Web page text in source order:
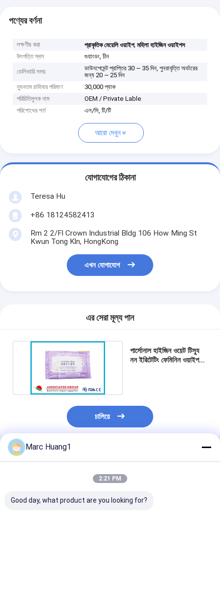
পণ্যের বর্ণনা
লক্ষণীয় করা প্রাকৃতিক মেয়েলি ওয়াইপ,মহিলা হাইজিন ওয়াইপস
উৎপত্তি স্থল
গুয়াংডং, চীন
ডেলিভারি সময়
ডাউনপেমেন্ট প্রাপ্তির 30 ~ 35 দিন, পুনরাবৃত্তি অর্ডারের
জন্য 20 ~ 25 দিন
ন্যূনতম চাহিদার পরিমাণ
30,000 প্যাক
পরিচিতিমুলক নাম
OEM / Private Lable
পরিশোধের শর্ত
এল/সি, টি/টি
আরো দেখুন
যোগাযোগের ঠিকানা
Teresa Hu
+86 18124582413
Rm 2 2/Fl Crown Industrial Bldg 106 How Ming St
Kwun Tong Kln, HongKong
এখন যোগাযোগ
এর সেরা মূল্য পান
পার্সোনাল হাইজিন ওয়েট টিস্যু
নন ইরিটেটিং ফেমিনিন ওয়াইপস
চালিয়ে
প্রস্তাবিত পণ্য
Marc Huang1
2:21 PM
Good day, what product are you looking for?